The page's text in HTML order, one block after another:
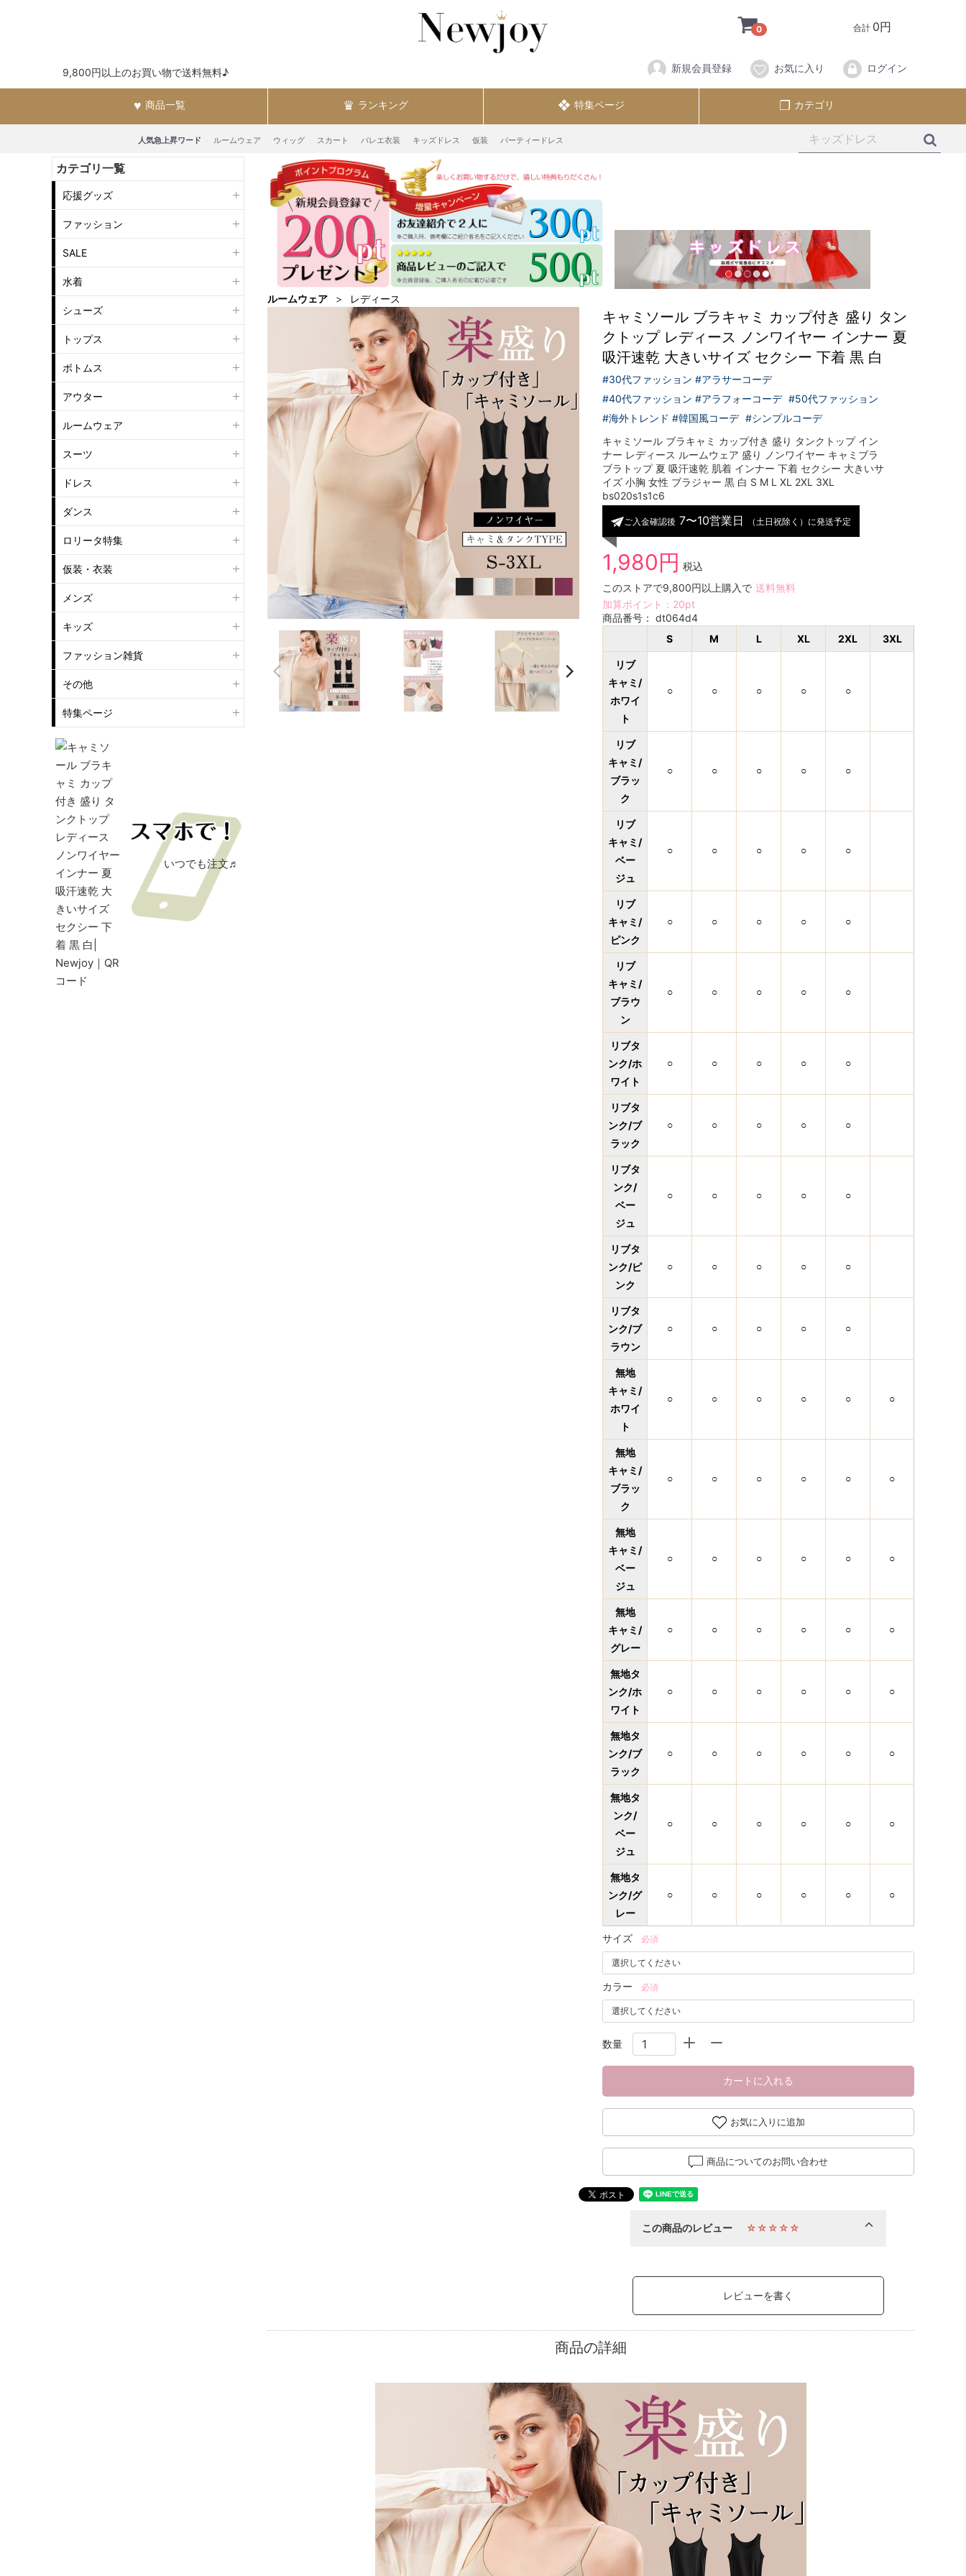
9,800円以上のお買い物で送料無料♪
0 合計 0円
新規会員登録 お気に入り ログイン
商品一覧 ランキング 特集ページ カテゴリ
人気急上昇ワード ルームウェア ウィッグ スカート バレエ衣装 キッズドレス 仮装 パーティードレス
カテゴリ一覧
応援グッズ
ファッション
SALE
水着
シューズ
トップス
ボトムス
アウター
ルームウェア
スーツ
ドレス
ダンス
ロリータ特集
仮装・衣装
メンズ
キッズ
ファッション雑貨
その他
特集ページ
いつでも注文♬
ルームウェア レディース
キャミソール ブラキャミ カップ付き 盛り タン
クトップ レディース ノンワイヤー インナー 夏
吸汗速乾 大きいサイズ セクシー 下着 黒 白
#30代ファッション #アラサーコーデ
#40代ファッション #アラフォーコーデ #50代ファッション
#海外トレンド #韓国風コーデ #シンプルコーデ
キャミソール ブラキャミ カップ付き 盛り タンクトップ イン
ナー レディース ルームウェア 盛り ノンワイヤー キャミブラ
ブラトップ 夏 吸汗速乾 肌着 インナー 下着 セクシー 大きいサ
イズ 小胸 女性 ブラジャー 黒 白 S M L XL 2XL 3XL
bs020s1s1c6
ご入金確認後 7〜10営業日 （土日祝除く）に発送予定
1,980円 税込
このストアで9,800円以上購入で 送料無料
加算ポイント： 20pt
商品番号： dt064d4
S
M L XL 2XL 3XL
リブ
キャミ/
ホワイ
ト
○ ○ ○ ○ ○
リブ
キャミ/
ブラッ
ク
○ ○ ○ ○ ○
リブ
キャミ/
ベー
ジュ
○ ○ ○ ○ ○
リブ
キャミ/
ピンク
○ ○ ○ ○ ○
リブ
キャミ/
ブラウ
ン
○ ○ ○ ○ ○
リブタ
ンク/ホ
ワイト
○ ○ ○ ○ ○
リブタ
ンク/ブ
ラック
○ ○ ○ ○ ○
リブタ
ンク/
ベー
ジュ
○ ○ ○ ○ ○
リブタ
ンク/ピ
ンク
○ ○ ○ ○ ○
リブタ
ンク/ブ
ラウン
○ ○ ○ ○ ○
無地
キャミ/
ホワイ
ト
○ ○ ○ ○ ○ ○
無地
キャミ/
ブラッ
ク
○ ○ ○ ○ ○ ○
無地
キャミ/
ベー
ジュ
○ ○ ○ ○ ○ ○
無地
キャミ/
グレー
○ ○ ○ ○ ○ ○
無地タ
ンク/ホ
ワイト
○ ○ ○ ○ ○ ○
無地タ
ンク/ブ
ラック
○ ○ ○ ○ ○ ○
無地タ
ンク/
ベー
ジュ
○ ○ ○ ○ ○ ○
無地タ
ンク/グ
レー
○ ○ ○ ○ ○ ○
サイズ 必須
カラー 必須
数量
カートに入れる
お気に入りに追加
商品についてのお問い合わせ
この商品のレビュー ☆☆☆☆☆
レビューを書く
商品の詳細